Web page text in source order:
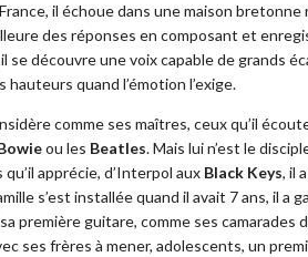
il échoue dans une maison bretonne
des réponses en composant et
se découvre une voix capable de grands
quand l’émotion l’exige.
comme ses maîtres, ceux qu’il
ou les Beatles. Mais lui n’est le
apprécie, d’Interpol aux Black Keys, il
s’est installée quand il avait 7 ans, il a
première guitare, comme ses camarades
ses frères à mener, adolescents, un